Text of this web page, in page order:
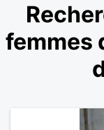
femmes